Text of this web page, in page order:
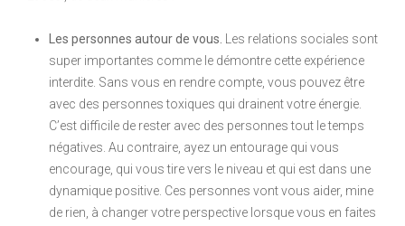
Les personnes autour de vous.
Les relations sociales sont
super importantes comme le démontre cette expérience
interdite. Sans vous en rendre compte, vous pouvez être
avec des personnes toxiques qui drainent votre énergie.
C’est difficile de rester avec des personnes tout le temps
négatives. Au contraire, ayez un entourage qui vous
encourage, qui vous tire vers le niveau et qui est dans une
dynamique positive. Ces personnes vont vous aider, mine
de rien, à changer votre perspective lorsque vous en faites